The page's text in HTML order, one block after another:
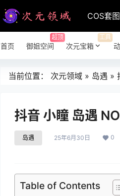
COS套图
首页 御姐空间
超顶
次元宝箱
工具
当前位置： 次元领域 » 岛遇 »
抖音 小瞳 岛遇
岛遇 25年6月30日 0
Table of Contents